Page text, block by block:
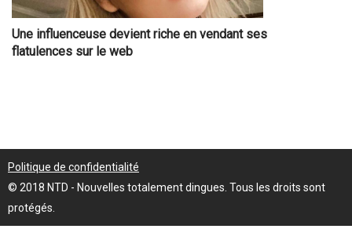
Une influenceuse devient riche en vendant ses
flatulences sur le web
Politique de confidentialité
© 2018 NTD - Nouvelles totalement dingues. Tous les droits sont
protégés.